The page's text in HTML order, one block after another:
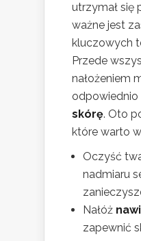
utrzymał się
ważne jest
kluczowych
Przede
nałożeniem
odpowiednio
skórę. Oto
które warto
Oczyść
nadmiaru
Nałóż
zapewnić